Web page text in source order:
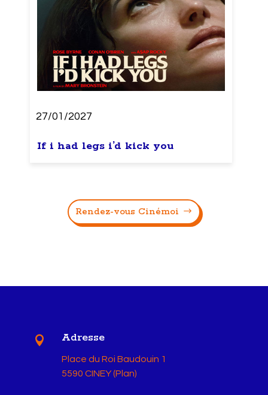
27/01/2027
If i had legs i’d kick you
Rendez-vous Cinémoi
 Adresse
Place du Roi Baudouin 1
5590 CINEY (Plan)